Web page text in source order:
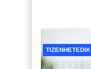
TIZENHETEDIK